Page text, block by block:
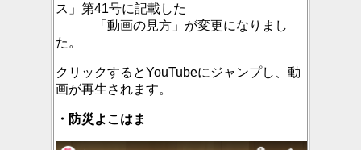
ス」第41号に記載した
「動画の見方」が変更になりまし
た。
クリックするとYouTubeにジャンプし、動
画が再生されます。
・防災よこはま